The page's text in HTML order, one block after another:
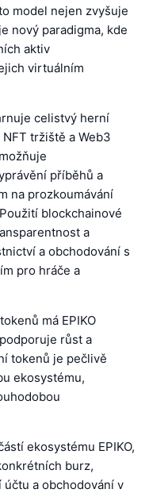
model nejen zvyšuje
nový paradigma, kde
aktiv
virtuálním
celistvý herní
tržiště a Web3
příběhů a
na prozkoumávání
blockchainové
a
a obchodování s
pro hráče a
má EPIKO
růst a
tokenů je pečlivě
ekosystému,
ekosystému EPIKO,
burz,
a obchodování v